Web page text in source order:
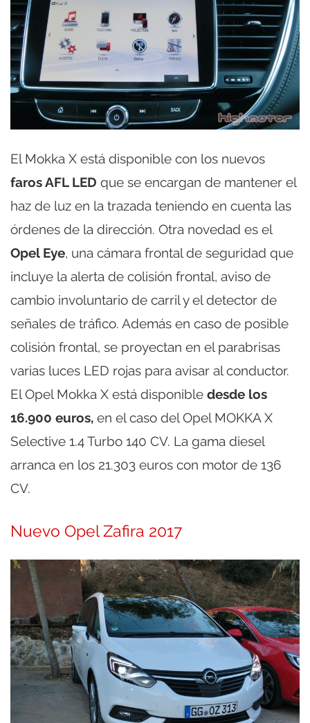
El Mokka X está disponible con los nuevos
faros AFL LED que se encargan de mantener el
haz de luz en la trazada teniendo en cuenta las
órdenes de la dirección. Otra novedad es el
Opel Eye, una cámara frontal de seguridad que
incluye la alerta de colisión frontal, aviso de
cambio involuntario de carril y el detector de
señales de tráfico. Además en caso de posible
colisión frontal, se proyectan en el parabrisas
varias luces LED rojas para avisar al conductor.
El Opel Mokka X está disponible desde los
16.900 euros, en el caso del Opel MOKKA X
Selective 1.4 Turbo 140 CV. La gama diesel
arranca en los 21.303 euros con motor de 136
CV.
Nuevo Opel Zafira 2017